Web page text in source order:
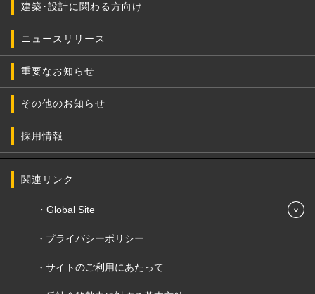
建築･設計に関わる方向け
ニュースリリース
重要なお知らせ
その他のお知らせ
採用情報
関連リンク
Global Site
プライバシーポリシー
サイトのご利用にあたって